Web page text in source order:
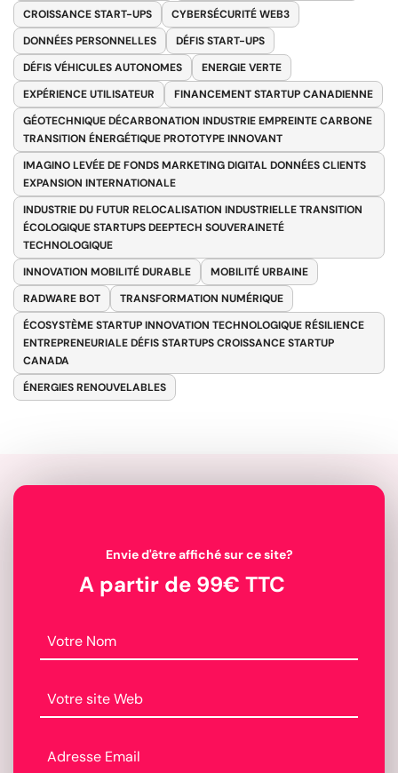
CROISSANCE START-UPS
CYBERSÉCURITÉ WEB3
DONNÉES PERSONNELLES
DÉFIS START-UPS
DÉFIS VÉHICULES AUTONOMES
ENERGIE VERTE
EXPÉRIENCE UTILISATEUR
FINANCEMENT STARTUP CANADIENNE
GÉOTECHNIQUE DÉCARBONATION INDUSTRIE EMPREINTE CARBONE
TRANSITION ÉNERGÉTIQUE PROTOTYPE INNOVANT
IMAGINO LEVÉE DE FONDS MARKETING DIGITAL DONNÉES CLIENTS
EXPANSION INTERNATIONALE
INDUSTRIE DU FUTUR RELOCALISATION INDUSTRIELLE TRANSITION
ÉCOLOGIQUE STARTUPS DEEPTECH SOUVERAINETÉ
TECHNOLOGIQUE
INNOVATION MOBILITÉ DURABLE
MOBILITÉ URBAINE
RADWARE BOT
TRANSFORMATION NUMÉRIQUE
ÉCOSYSTÈME STARTUP INNOVATION TECHNOLOGIQUE RÉSILIENCE
ENTREPRENEURIALE DÉFIS STARTUPS CROISSANCE STARTUP
CANADA
ÉNERGIES RENOUVELABLES
Envie d'être affiché sur ce site?
A partir de 99€ TTC